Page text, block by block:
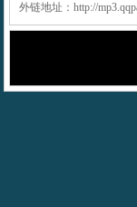
外链地址：http://